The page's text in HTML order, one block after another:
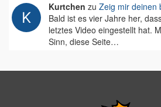
Kurtchen zu Zeig mir deinen
Bald ist es vier Jahre her,
letztes Video eingestellt hat.
Sinn, diese Seite…